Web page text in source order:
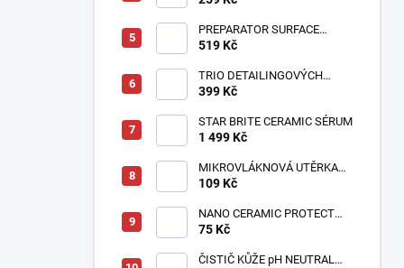
PREPARATOR SURFACE
CLENER SCHOLL CONCEPTS
519 Kč
TRIO DETAILINGOVÝCH
ŠTĚTCŮ
399 Kč
STAR BRITE CERAMIC SÉRUM
1 499 Kč
MIKROVLÁKNOVÁ UTĚRKA
BEZEŠVÁ EXTRA JEMNÁ
109 Kč
NANO CERAMIC PROTECT
QUICK DETAILER
75 Kč
ČISTIČ KŮŽE pH NEUTRAL